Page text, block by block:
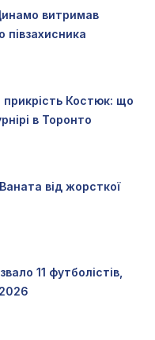
витримав
півзахисника
прикрість Костюк: що
в Торонто
від жорсткої
11 футболістів,